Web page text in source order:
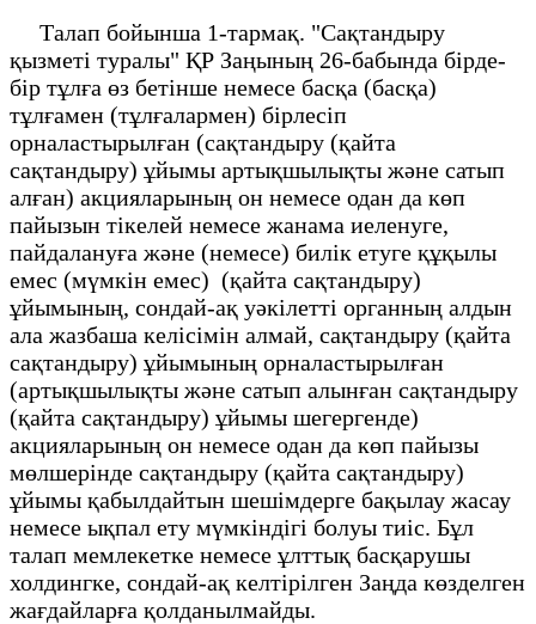
Талап бойынша 1-тармақ. "Сақтандыру
қызметі туралы" ҚР Заңының 26-бабында бірде-
бір тұлға өз бетінше немесе басқа (басқа)
тұлғамен (тұлғалармен) бірлесіп
орналастырылған (сақтандыру (қайта
сақтандыру) ұйымы артықшылықты және сатып
алған) акцияларының он немесе одан да көп
пайызын тікелей немесе жанама иеленуге,
пайдалануға және (немесе) билік етуге құқылы
емес (мүмкін емес) (қайта сақтандыру)
ұйымының, сондай-ақ уәкілетті органның алдын
ала жазбаша келісімін алмай, сақтандыру (қайта
сақтандыру) ұйымының орналастырылған
(артықшылықты және сатып алынған сақтандыру
(қайта сақтандыру) ұйымы шегергенде)
акцияларының он немесе одан да көп пайызы
мөлшерінде сақтандыру (қайта сақтандыру)
ұйымы қабылдайтын шешімдерге бақылау жасау
немесе ықпал ету мүмкіндігі болуы тиіс. Бұл
талап мемлекетке немесе ұлттық басқарушы
холдингке, сондай-ақ келтірілген Заңда көзделген
жағдайларға қолданылмайды.